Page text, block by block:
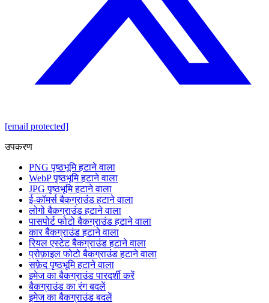
[email protected]
उपकरण
PNG पृष्ठभूमि हटाने वाला
WebP पृष्ठभूमि हटाने वाला
JPG पृष्ठभूमि हटाने वाला
ई-कॉमर्स बैकग्राउंड हटाने वाला
लोगो बैकग्राउंड हटाने वाला
पासपोर्ट फोटो बैकग्राउंड हटाने वाला
कार बैकग्राउंड हटाने वाला
रियल एस्टेट बैकग्राउंड हटाने वाला
प्रोफ़ाइल फोटो बैकग्राउंड हटाने वाला
सफ़ेद पृष्ठभूमि हटाने वाला
इमेज का बैकग्राउंड पारदर्शी करें
बैकग्राउंड का रंग बदलें
इमेज का बैकग्राउंड बदलें